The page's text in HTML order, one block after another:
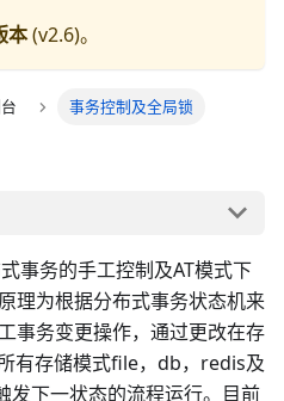
本(v2.6)。
事务控制及全局锁
事务的手工控制及AT模式下
理为根据分布式事务状态机来
事务变更操作，通过更改在存
有存储模式file，db，redis及
下一状态的流程运行。目前